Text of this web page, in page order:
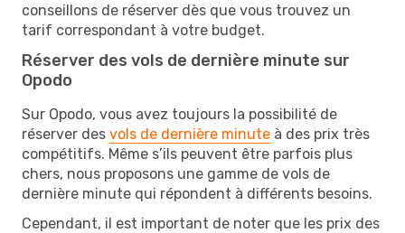
conseillons de réserver dès que vous trouvez un
tarif correspondant à votre budget.
Réserver des vols de dernière minute sur
Opodo
Sur Opodo, vous avez toujours la possibilité de
réserver des vols de dernière minute à des prix très
compétitifs. Même s’ils peuvent être parfois plus
chers, nous proposons une gamme de vols de
dernière minute qui répondent à différents besoins.
Cependant, il est important de noter que les prix des